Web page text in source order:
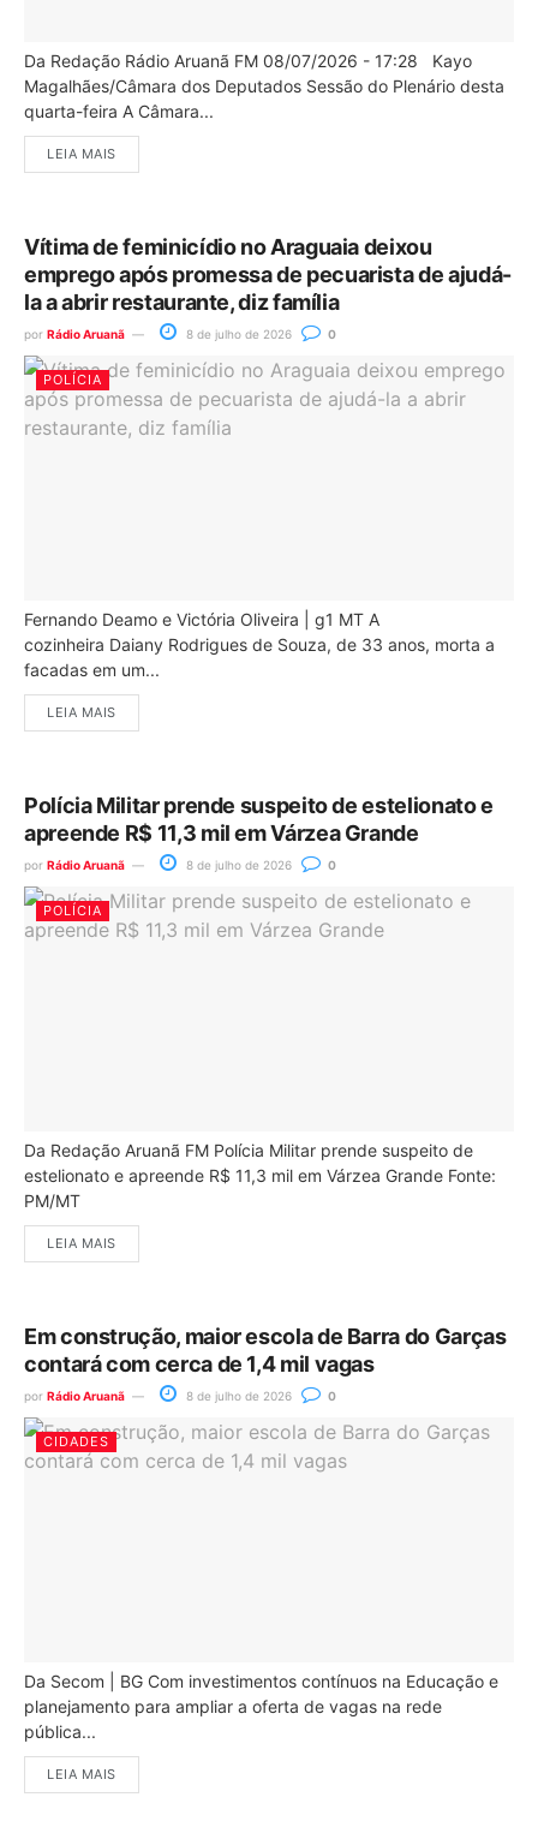
Da Redação Rádio Aruanã FM 08/07/2026 - 17:28 Kayo
Magalhães/Câmara dos Deputados Sessão do Plenário desta
quarta-feira A Câmara...
LEIA MAIS
Vítima de feminicídio no Araguaia deixou
emprego após promessa de pecuarista de ajudá-
la a abrir restaurante, diz família
por Rádio Aruanã 8 de julho de 2026 0
POLÍCIA
Fernando Deamo e Victória Oliveira | g1 MT A
cozinheira Daiany Rodrigues de Souza, de 33 anos, morta a
facadas em um...
LEIA MAIS
Polícia Militar prende suspeito de estelionato e
apreende R$ 11,3 mil em Várzea Grande
por Rádio Aruanã 8 de julho de 2026 0
POLÍCIA
Da Redação Aruanã FM Polícia Militar prende suspeito de
estelionato e apreende R$ 11,3 mil em Várzea Grande Fonte:
PM/MT
LEIA MAIS
Em construção, maior escola de Barra do Garças
contará com cerca de 1,4 mil vagas
por Rádio Aruanã 8 de julho de 2026 0
CIDADES
Da Secom | BG Com investimentos contínuos na Educação e
planejamento para ampliar a oferta de vagas na rede
pública...
LEIA MAIS